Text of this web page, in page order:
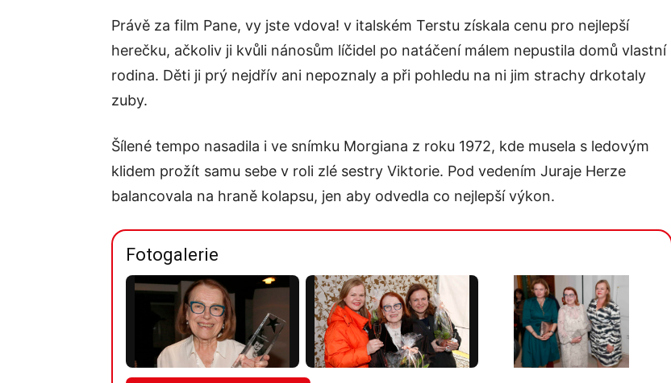
Právě za film Pane, vy jste vdova! v italském Terstu získala cenu pro nejlepší
herečku, ačkoliv ji kvůli nánosům líčidel po natáčení málem nepustila domů vlastní
rodina. Děti ji prý nejdřív ani nepoznaly a při pohledu na ni jim strachy drkotaly
zuby.
Šílené tempo nasadila i ve snímku Morgiana z roku 1972, kde musela s ledovým
klidem prožít samu sebe v roli zlé sestry Viktorie. Pod vedením Juraje Herze
balancovala na hraně kolapsu, jen aby odvedla co nejlepší výkon.
Fotogalerie